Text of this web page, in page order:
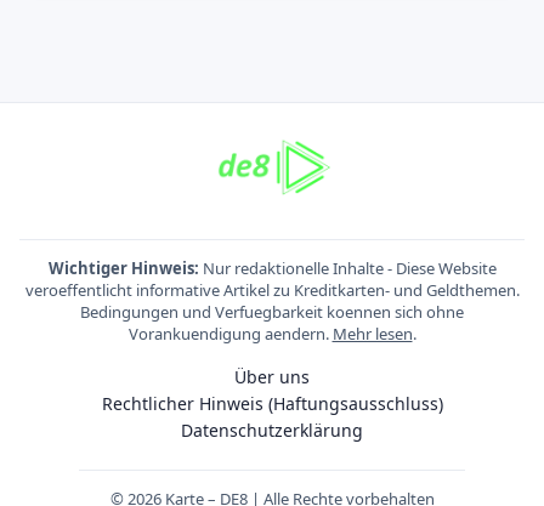
Wichtiger Hinweis: Nur redaktionelle Inhalte - Diese Website
veroeffentlicht informative Artikel zu Kreditkarten- und Geldthemen.
Bedingungen und Verfuegbarkeit koennen sich ohne
Vorankuendigung aendern. Mehr lesen.
Über uns
Rechtlicher Hinweis (Haftungsausschluss)
Datenschutzerklärung
© 2026 Karte – DE8 | Alle Rechte vorbehalten